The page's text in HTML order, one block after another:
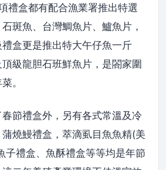
禮盒都有配合漁業署推出特選
斑魚、台灣鯛魚片、鱸魚片，
盒更是推出特大午仔魚一斤
頂級龍胆石班鮮魚片，是閤家圍
。
節禮盒外，另有各式常溫及冷
燒鰻禮盒，萃滴虱目魚魚精(美
子禮盒、魚酥禮盒等等均是年節